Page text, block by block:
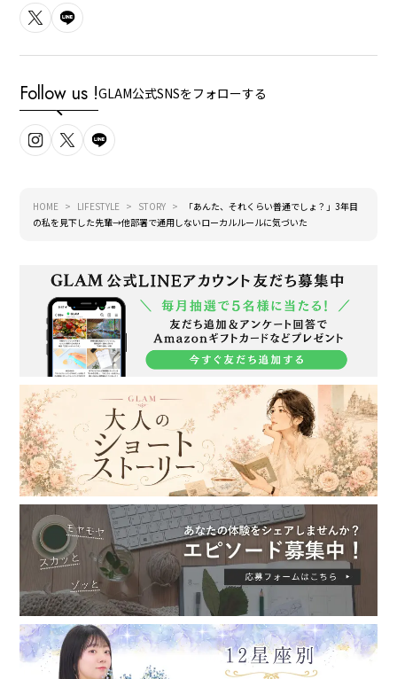
Follow us !GLAM公式SNSをフォローする
HOME LIFESTYLE STORY
「あんた、それくらい普通でしょ？」3年目
の私を見下した先輩→他部署で通用しないローカルルールに気づいた